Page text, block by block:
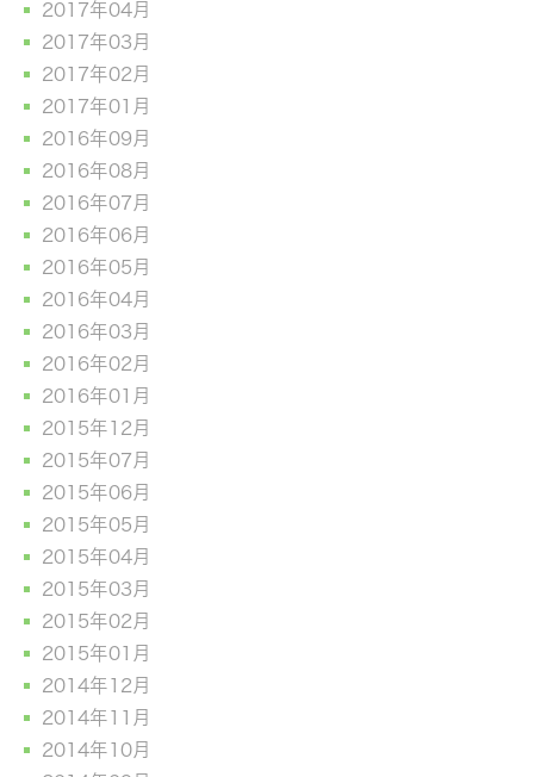
2017年04月
2017年03月
2017年02月
2017年01月
2016年09月
2016年08月
2016年07月
2016年06月
2016年05月
2016年04月
2016年03月
2016年02月
2016年01月
2015年12月
2015年07月
2015年06月
2015年05月
2015年04月
2015年03月
2015年02月
2015年01月
2014年12月
2014年11月
2014年10月